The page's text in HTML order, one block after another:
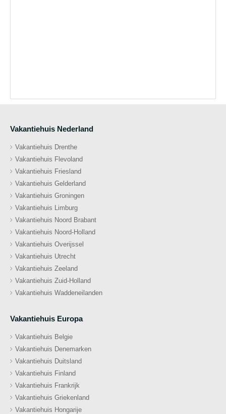
Vakantiehuis Nederland
Vakantiehuis Drenthe
Vakantiehuis Flevoland
Vakantiehuis Friesland
Vakantiehuis Gelderland
Vakantiehuis Groningen
Vakantiehuis Limburg
Vakantiehuis Noord Brabant
Vakantiehuis Noord-Holland
Vakantiehuis Overijssel
Vakantiehuis Utrecht
Vakantiehuis Zeeland
Vakantiehuis Zuid-Holland
Vakantiehuis Waddeneilanden
Vakantiehuis Europa
Vakantiehuis Belgie
Vakantiehuis Denemarken
Vakantiehuis Duitsland
Vakantiehuis Finland
Vakantiehuis Frankrijk
Vakantiehuis Griekenland
Vakantiehuis Hongarije